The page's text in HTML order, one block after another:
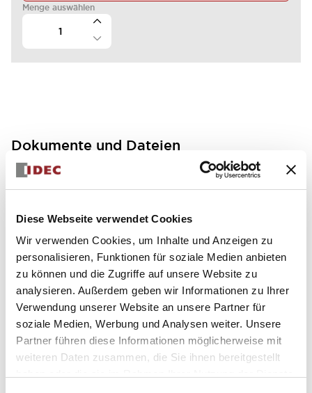
Diese Webseite verwendet Cookies
Wir verwenden Cookies, um Inhalte und Anzeigen zu
personalisieren, Funktionen für soziale Medien anbieten
zu können und die Zugriffe auf unsere Website zu
analysieren. Außerdem geben wir Informationen zu Ihrer
Verwendung unserer Website an unsere Partner für
soziale Medien, Werbung und Analysen weiter. Unsere
Partner führen diese Informationen möglicherweise mit
weiteren Daten zusammen, die Sie ihnen bereitgestellt
Menge auswählen
Dokumente und Dateien
Bedienungsanleitung
FC5A MICRO Smart pentra Instruction Sheet (FC5
A-D12K1E\, FC5A-D12S1E)
17/11/2022 .PDF257.75KB
FC5A MICRO Smart pentra Instruction Sheet (FC5